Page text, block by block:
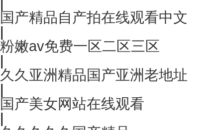
国产精品自产拍在线观看中文
|
粉嫩av免费一区二区三区
|
久久亚洲精品国产亚洲老地址
|
国产美女网站在线观看
|